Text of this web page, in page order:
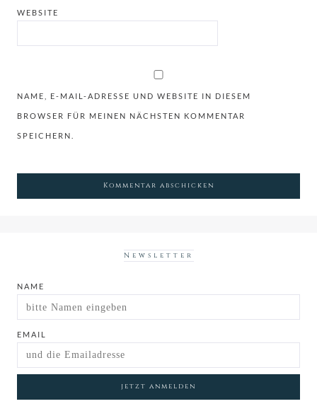
WEBSITE
NAME, E-MAIL-ADRESSE UND WEBSITE IN DIESEM
BROWSER FÜR MEINEN NÄCHSTEN KOMMENTAR
SPEICHERN.
Newsletter
NAME
EMAIL